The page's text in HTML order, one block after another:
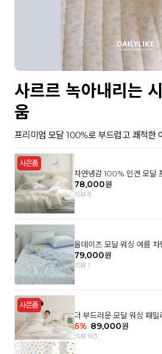
사르르 녹아내리는
움
프리미엄 모달 100%로 부드럽고 쾌적한
자연냉감 100% 인견 모달
러)
78,000원
리뷰 8
올데이즈 모달 워싱 여름
garden(SS)
79,000원
리뷰 1
더 부드러운 모달 워싱 패
컬러)
6% 89,000원
리뷰 183